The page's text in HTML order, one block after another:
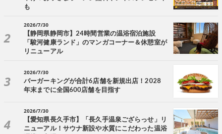
も
2026/7/30
【静岡県静岡市】24時間営業の温浴宿泊施設
「駿河健康ランド」のマンガコーナー＆休憩室が
リニューアル
2026/7/30
バーガーキングが合計6店舗を新規出店！2028
年末までに全国600店舗を目指す
2026/7/30
【愛知県長久手市】「長久手温泉ござらっせ」リ
ニューアル！サウナ新設や水質にこだわった温浴